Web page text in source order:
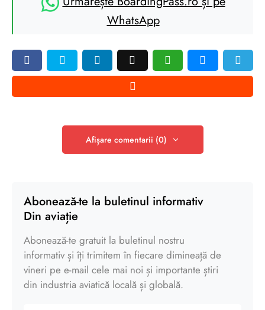
WhatsApp
Afișare comentarii (0)
Abonează-te la buletinul informativ
Din aviație
Abonează-te gratuit la buletinul nostru
informativ și îți trimitem în fiecare dimineață de
vineri pe e-mail cele mai noi și importante știri
din industria aviatică locală și globală.